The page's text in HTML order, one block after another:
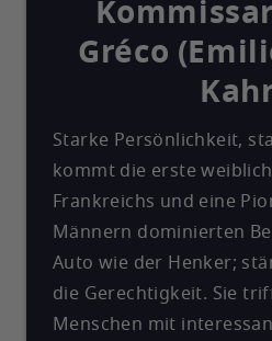
Gréco
Starke Persönlichkeit,
kommt die erste
Frankreichs und eine
Männern dominierten
Auto wie der Henker;
die Gerechtigkeit. Sie
Menschen mit